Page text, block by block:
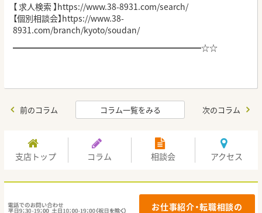
【 求人検索 】https://www.38-8931.com/search/
【個別相談会】https://www.38-
8931.com/branch/kyoto/soudan/
━━━━━━━━━━━━━━━━━━━━━━━☆☆
前のコラム コラム一覧をみる 次のコラム
支店トップ コラム 相談会 アクセス
お仕事紹介・転職相談の